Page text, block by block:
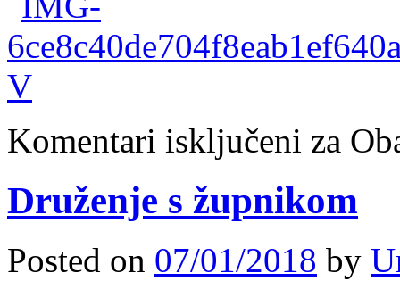
Komentari isključeni za
Druženje s župnikom
Posted on 07/01/2018 by